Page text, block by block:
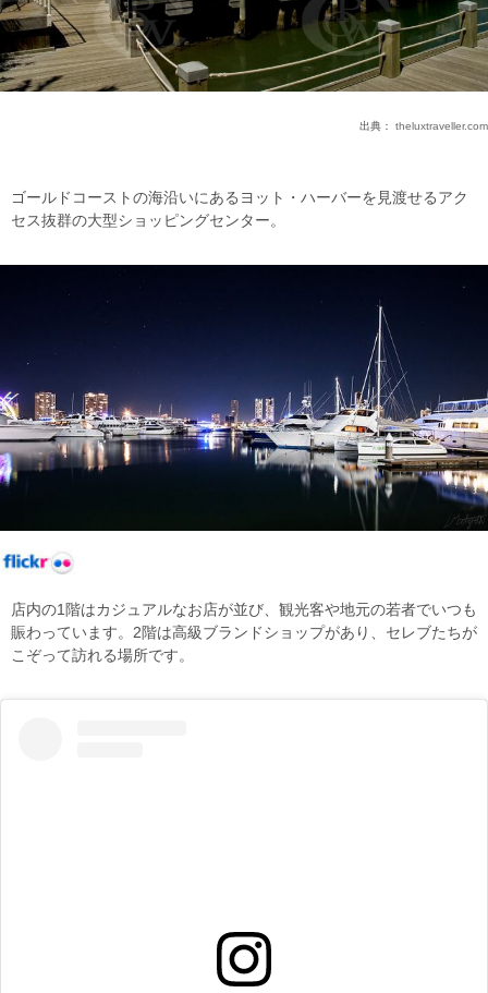
出典： theluxtraveller.com
ゴールドコーストの海沿いにあるヨット・ハーバーを見渡せるアク
セス抜群の大型ショッピングセンター。
店内の1階はカジュアルなお店が並び、観光客や地元の若者でいつも
賑わっています。2階は高級ブランドショップがあり、セレブたちが
こぞって訪れる場所です。